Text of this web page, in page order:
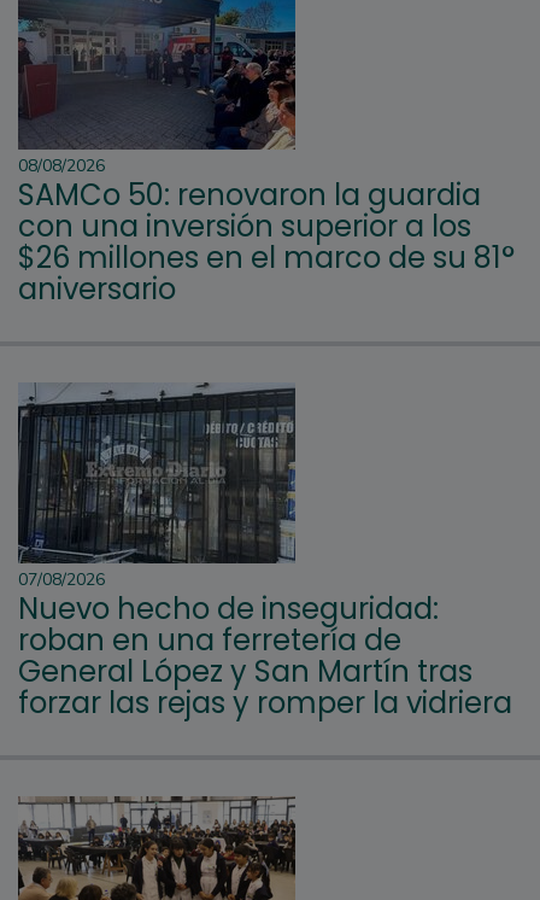
08/08/2026
SAMCo 50: renovaron la guardia
con una inversión superior a los
$26 millones en el marco de su 81°
aniversario
07/08/2026
Nuevo hecho de inseguridad:
roban en una ferretería de
General López y San Martín tras
forzar las rejas y romper la vidriera